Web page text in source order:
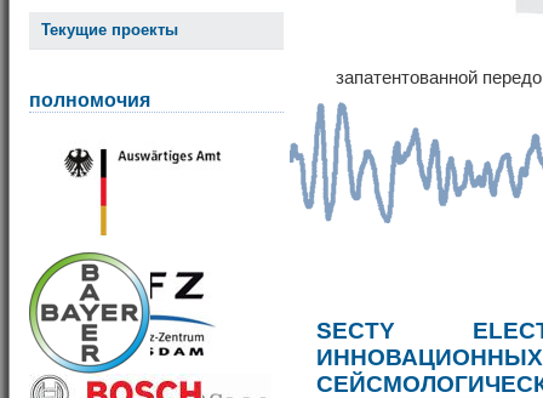
Текущие проекты
полномочия
запатентованной
SECTY